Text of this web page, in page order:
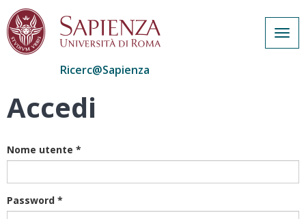
Salta
Ricerc@Sapienza
Accedi
Nome utente *
Password *